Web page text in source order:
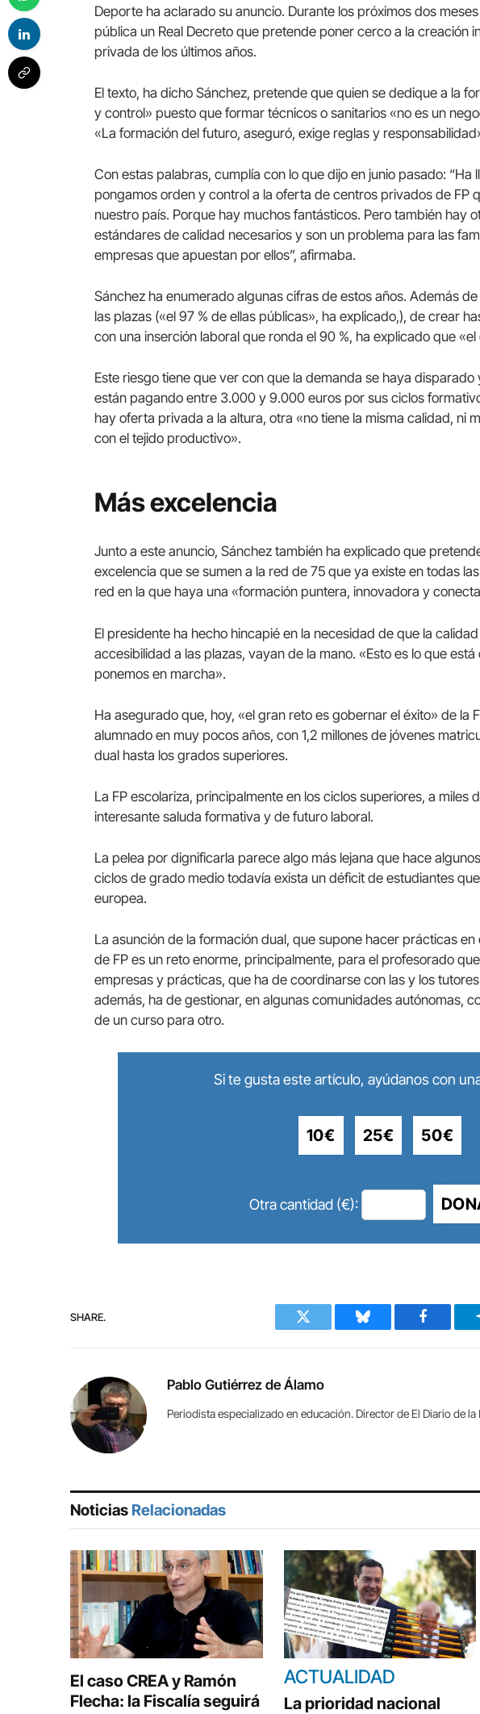
Deporte ha aclarado su anuncio. Durante los próximos dos
pública un Real Decreto que pretende poner cerco a la creación
privada de los últimos años.
El texto, ha dicho Sánchez, pretende que quien se dedique a la
y control» puesto que formar técnicos o sanitarios «no es un
«La formación del futuro, aseguró, exige reglas y
Con estas palabras, cumplía con lo que dijo en junio pasado: “Ha
pongamos orden y control a la oferta de centros privados de FP
nuestro país. Porque hay muchos fantásticos. Pero también hay
estándares de calidad necesarios y son un problema para las
empresas que apuestan por ellos”, afirmaba.
Sánchez ha enumerado algunas cifras de estos años. Además
las plazas («el 97 % de ellas públicas», ha explicado,), de crear
con una inserción laboral que ronda el 90 %, ha explicado que
Este riesgo tiene que ver con que la demanda se haya
están pagando entre 3.000 y 9.000 euros por sus ciclos
hay oferta privada a la altura, otra «no tiene la misma calidad, ni
con el tejido productivo».
Más excelencia
Junto a este anuncio, Sánchez también ha explicado que
excelencia que se sumen a la red de 75 que ya existe en todas
red en la que haya una «formación puntera, innovadora y
El presidente ha hecho hincapié en la necesidad de que la
accesibilidad a las plazas, vayan de la mano. «Esto es lo que
ponemos en marcha».
Ha asegurado que, hoy, «el gran reto es gobernar el éxito» de la
alumnado en muy pocos años, con 1,2 millones de jóvenes
dual hasta los grados superiores.
La FP escolariza, principalmente en los ciclos superiores, a miles
interesante saluda formativa y de futuro laboral.
La pelea por dignificarla parece algo más lejana que hace
ciclos de grado medio todavía exista un déficit de estudiantes
europea.
La asunción de la formación dual, que supone hacer prácticas
de FP es un reto enorme, principalmente, para el profesorado
empresas y prácticas, que ha de coordinarse con las y los
además, ha de gestionar, en algunas comunidades autónomas,
de un curso para otro.
Si te gusta este artículo, ayúdanos con
10€ 25€ 50€
Otra cantidad (€):
SHARE.
Twitter Bluesky Facebook
Pablo Gutiérrez de Álamo
Periodista especializado en educación. Director de El Diario de
Noticias Relacionadas
El caso CREA y Ramón
Flecha: la Fiscalía seguirá
ACTUALIDAD
La prioridad nacional